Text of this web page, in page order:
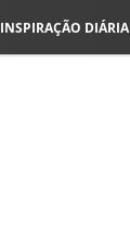
INSPIRAÇÃO DIÁRIA